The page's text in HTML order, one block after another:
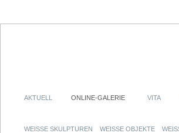
AKTUELL ONLINE-GALERIE VITA
WEISSE SKULPTUREN WEISSE OBJEKTE